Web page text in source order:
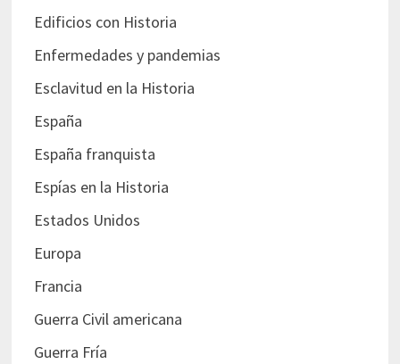
Edificios con Historia
Enfermedades y pandemias
Esclavitud en la Historia
España
España franquista
Espías en la Historia
Estados Unidos
Europa
Francia
Guerra Civil americana
Guerra Fría